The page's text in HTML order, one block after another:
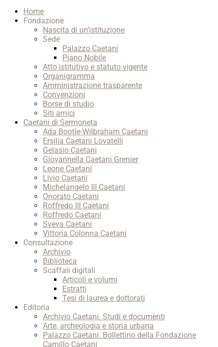
Home
Fondazione
Nascita di un’istituzione
Sede
Palazzo Caetani
Piano Nobile
Atto istitutivo e statuto vigente
Organigramma
Amministrazione trasparente
Convenzioni
Borse di studio
Siti amici
Caetani di Sermoneta
Ada Bootle-Wilbraham Caetani
Ersilia Caetani Lovatelli
Gelasio Caetani
Giovannella Caetani Grenier
Leone Caetani
Livio Caetani
Michelangelo III Caetani
Onorato Caetani
Roffredo III Caetani
Roffredo Caetani
Sveva Caetani
Vittoria Colonna Caetani
Consultazione
Archivio
Biblioteca
Scaffali digitali
Articoli e volumi
Estratti
Tesi di laurea e dottorati
Editoria
Archivio Caetani. Studi e documenti
Arte, archeologia e storia urbana
Palazzo Caetani. Bollettino della Fondazione
Camillo Caetani